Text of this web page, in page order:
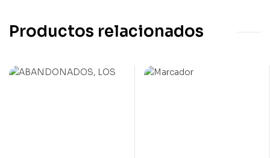
Productos relacionados